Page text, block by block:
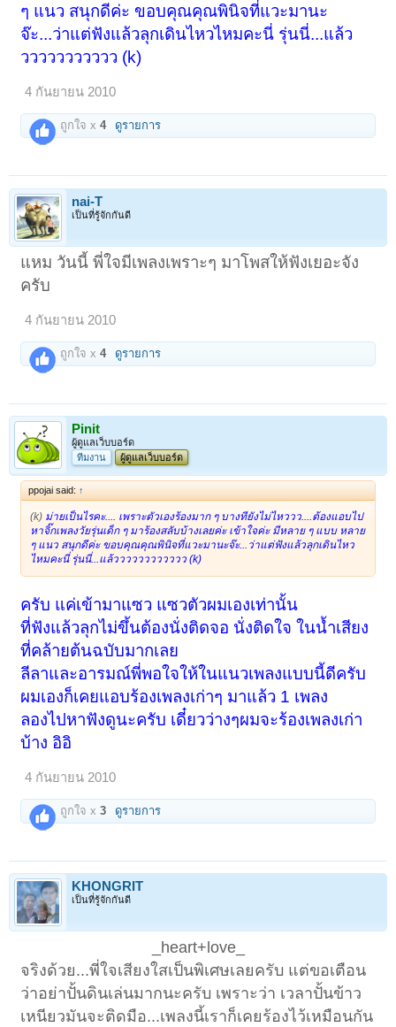
ๆ แนว สนุกดีค่ะ ขอบคุณคุณพินิจที่แวะมานะ
จ๊ะ...ว่าแต่ฟังแล้วลุกเดินไหวไหมคะนี่ รุ่นนี่...แล้ว
ววววววววววว (k)
4 กันยายน 2010
ถูกใจ x4 ดูรายการ
nai-T
เป็นที่รู้จักกันดี
แหม วันนี้ พี่ใจมีเพลงเพราะๆ มาโพสให้ฟังเยอะจัง
ครับ
4 กันยายน 2010
ถูกใจ x4 ดูรายการ
Pinit
ผู้ดูแลเว็บบอร์ด
ทีมงาน
ผู้ดูแลเว็บบอร์ด
ppojai said: ↑
(k) ม่ายเป็นไรคะ.... เพราะตัวเองร้องมาก ๆ บางทียังไม่ไหววว....ต้องแอบไป
หาจิ๊กเพลงวัยรุ่นเด็ก ๆ มาร้องสลับบ้างเลยค่ะ เข้าใจค่ะ มีหลาย ๆ แบบ หลาย
ๆ แนว สนุกดีค่ะ ขอบคุณคุณพินิจที่แวะมานะจ๊ะ...ว่าแต่ฟังแล้วลุกเดินไหว
ไหมคะนี่ รุ่นนี่...แล้วววววววววววว (k)
ครับ แค่เข้ามาแซว แซวตัวผมเองเท่านั้น
ที่ฟังแล้วลุกไม่ขึ้นต้องนั่งติดจอ นั่งติดใจ ในน้ำเสียง
ที่คล้ายต้นฉบับมากเลย
ลีลาและอารมณ์พี่พอใจให้ในแนวเพลงแบบนี้ดีครับ
ผมเองก็เคยแอบร้องเพลงเก่าๆ มาแล้ว 1 เพลง
ลองไปหาฟังดูนะครับ เดี๋ยวว่างๆผมจะร้องเพลงเก่า
บ้าง อิอิ
4 กันยายน 2010
ถูกใจ x3 ดูรายการ
KHONGRIT
เป็นที่รู้จักกันดี
_heart+love_
จริงด้วย...พี่ใจเสียงใสเป็นพิเศษเลยครับ แต่ขอเตือน
ว่าอย่าปั้นดินเล่นมากนะครับ เพราะว่า เวลาปั้นข้าว
เหนียวมันจะติดมือ...เพลงนี้เราก็เคยร้องไว้เหมือนกัน